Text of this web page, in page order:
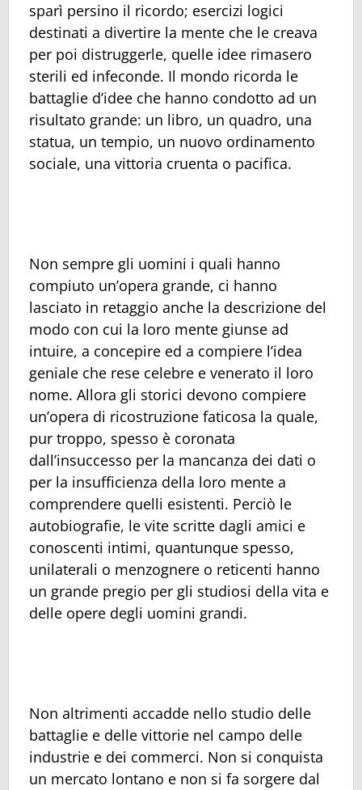
sparì persino il ricordo; esercizi logici
destinati a divertire la mente che le creava
per poi distruggerle, quelle idee rimasero
sterili ed infeconde. Il mondo ricorda le
battaglie d’idee che hanno condotto ad un
risultato grande: un libro, un quadro, una
statua, un tempio, un nuovo ordinamento
sociale, una vittoria cruenta o pacifica.
Non sempre gli uomini i quali hanno
compiuto un’opera grande, ci hanno
lasciato in retaggio anche la descrizione del
modo con cui la loro mente giunse ad
intuire, a concepire ed a compiere l’idea
geniale che rese celebre e venerato il loro
nome. Allora gli storici devono compiere
un’opera di ricostruzione faticosa la quale,
pur troppo, spesso è coronata
dall’insuccesso per la mancanza dei dati o
per la insufficienza della loro mente a
comprendere quelli esistenti. Perciò le
autobiografie, le vite scritte dagli amici e
conoscenti intimi, quantunque spesso,
unilaterali o menzognere o reticenti hanno
un grande pregio per gli studiosi della vita e
delle opere degli uomini grandi.
Non altrimenti accadde nello studio delle
battaglie e delle vittorie nel campo delle
industrie e dei commerci. Non si conquista
un mercato lontano e non si fa sorgere dal